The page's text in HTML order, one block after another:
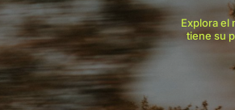
Explora el
tiene su